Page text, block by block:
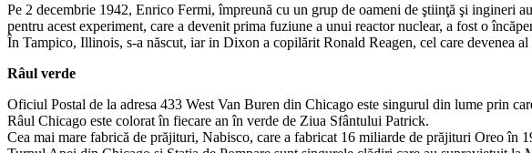
Pe 2 decembrie 1942, Enrico Fermi, împreună cu un grup de oameni de ştiinţă şi ingineri
pentru acest experiment, care a devenit prima fuziune a unui reactor nuclear, a fost o
În Tampico, Illinois, s-a născut, iar in Dixon a copilărit Ronald Reagen, cel care devenea
Râul verde
Oficiul Postal de la adresa 433 West Van Buren din Chicago este singurul din lume prin
Râul Chicago este colorat în fiecare an în verde de Ziua Sfântului Patrick.
Cea mai mare fabrică de prăjituri, Nabisco, care a fabricat 16 miliarde de prăjituri Oreo în